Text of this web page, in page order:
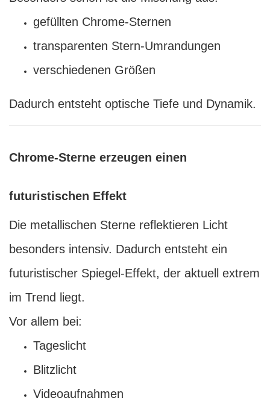
gefüllten Chrome-Sternen
transparenten Stern-Umrandungen
verschiedenen Größen
Dadurch entsteht optische Tiefe und Dynamik.
Chrome-Sterne erzeugen einen
futuristischen Effekt
Die metallischen Sterne reflektieren Licht
besonders intensiv. Dadurch entsteht ein
futuristischer Spiegel-Effekt, der aktuell extrem
im Trend liegt.
Vor allem bei:
Tageslicht
Blitzlicht
Videoaufnahmen